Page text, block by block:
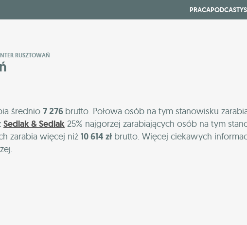
PRACAPODCASTY
RUSZTOWAŃ
średnio 7 276 brutto. Połowa osób na tym stanowisku
Sedlak & Sedlak 25% najgorzej zarabiających osób na tym
zarabia więcej niż 10 614 zł brutto. Więcej ciekawych